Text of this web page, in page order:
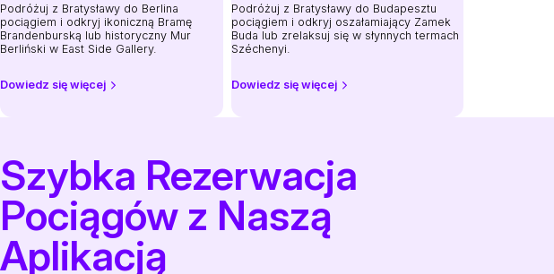
Podróżuj z Bratysławy do Berlina
pociągiem i odkryj ikoniczną Bramę
Brandenburską lub historyczny Mur
Berliński w East Side Gallery.
Dowiedz się więcej
Podróżuj z Bratysławy do Budapesztu
pociągiem i odkryj oszałamiający Zamek
Buda lub zrelaksuj się w słynnych termach
Széchenyi.
Dowiedz się więcej
Szybka Rezerwacja
Pociągów z Naszą
Aplikacją